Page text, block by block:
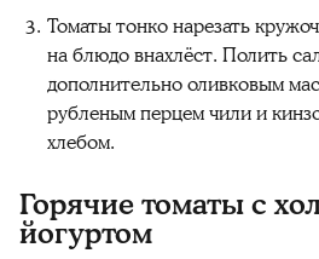
Томаты тонко нарезать
на блюдо внахлёст. Полить
дополнительно оливковым
рубленым перцем чили и
хлебом.
Горячие томаты с
йогуртом